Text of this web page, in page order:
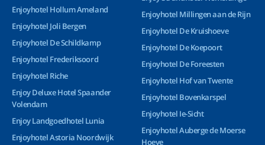
Enjoyhotel Hollum Ameland
Enjoyhotel Joli Bergen
Enjoyhotel De Schildkamp
Enjoyhotel Frederiksoord
Enjoyhotel Riche
Enjoy Deluxe Hotel Spaander
Volendam
Enjoy Landgoedhotel Lunia
Enjoyhotel Astoria Noordwijk
Enjoyhotel Millingen aan de Rijn
Enjoyhotel De Kruishoeve
Enjoyhotel De Koepoort
Enjoyhotel De Foreesten
Enjoyhotel Hof van Twente
Enjoyhotel Bovenkarspel
Enjoyhotel Ie-Sicht
Enjoyhotel Auberge de Moerse
Hoeve